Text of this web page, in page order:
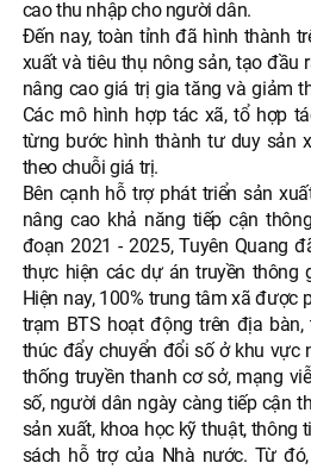
cao thu nhập cho người dân.
Đến nay, toàn tỉnh đã hình thành
xuất và tiêu thụ nông sản, tạo đầu
nâng cao giá trị gia tăng và giảm
Các mô hình hợp tác xã, tổ hợp
từng bước hình thành tư duy sản
theo chuỗi giá trị.
Bên cạnh hỗ trợ phát triển sản
nâng cao khả năng tiếp cận
đoạn 2021 - 2025, Tuyên Quang
thực hiện các dự án truyền thông
Hiện nay, 100% trung tâm xã được
trạm BTS hoạt động trên địa
thúc đẩy chuyển đổi số ở khu vực
thống truyền thanh cơ sở, mạng
số, người dân ngày càng tiếp cận
sản xuất, khoa học kỹ thuật, thông
sách hỗ trợ của Nhà nước. Từ